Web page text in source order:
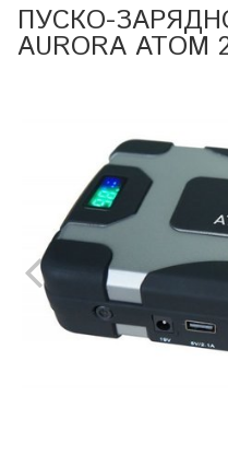
ПУСКО-
AURORA ATOM